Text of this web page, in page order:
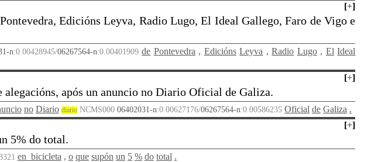
[+]
Edicións Leyva, Radio Lugo, El Ideal Gallego, Faro de Vigo e
n:0.00428945/06267564-n:0.00401909de Pontevedra , Edicións Leyva , Radio Lugo , El Ideal
[+]
após un anuncio no Diario Oficial de Galiza.
no Diario diarioNCMS000 06402031-n:0.00627176/06267564-n:0.00586235 Oficial de Galiza .
[+]
5% do total.
en_bicicleta , o que supón un 5 % do total .